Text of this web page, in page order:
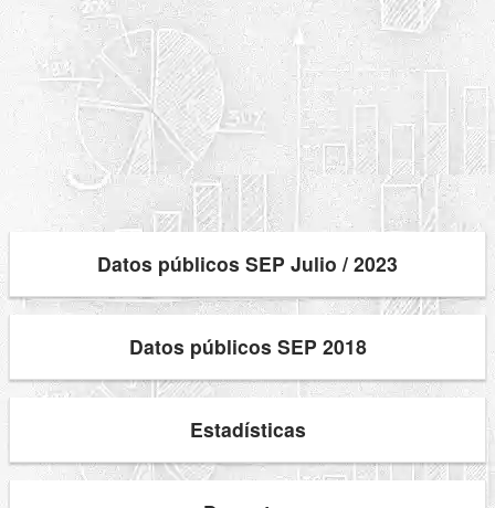
Datos públicos SEP Julio / 2023
Datos públicos SEP 2018
Estadísticas